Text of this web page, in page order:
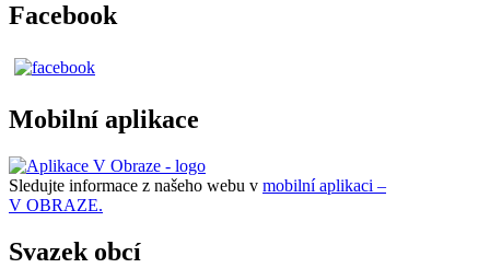
Facebook
Mobilní aplikace
Sledujte informace z našeho webu v mobilní aplikaci –
V OBRAZE.
Svazek obcí